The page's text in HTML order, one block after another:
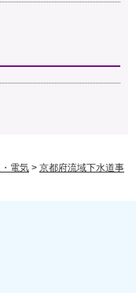
電気 > 京都府流域下水道事